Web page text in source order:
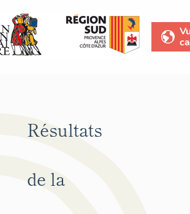
Résultats
de la